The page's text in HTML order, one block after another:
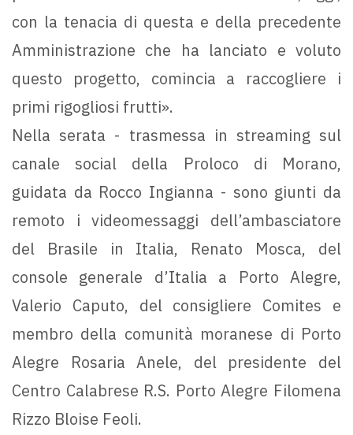
con la tenacia di questa e della precedente
Amministrazione che ha lanciato e voluto
questo progetto, comincia a raccogliere i
primi rigogliosi frutti».
Nella serata - trasmessa in streaming sul
canale social della Proloco di Morano,
guidata da Rocco Ingianna - sono giunti da
remoto i videomessaggi dell’ambasciatore
del Brasile in Italia, Renato Mosca, del
console generale d’Italia a Porto Alegre,
Valerio Caputo, del consigliere Comites e
membro della comunità moranese di Porto
Alegre Rosaria Anele, del presidente del
Centro Calabrese R.S. Porto Alegre Filomena
Rizzo Bloise Feoli.